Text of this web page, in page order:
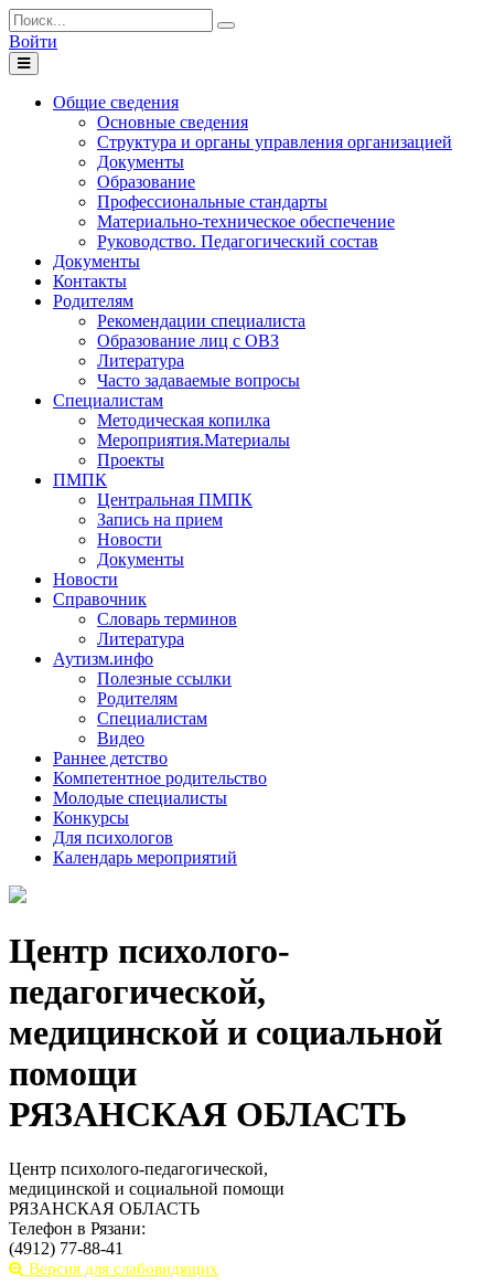
Войти
Toggle
navigation
Общие сведения
Основные сведения
Структура и органы управления организацией
Документы
Образование
Профессиональные стандарты
Материально-техническое обеспечение
Руководство. Педагогический состав
Документы
Контакты
Родителям
Рекомендации специалиста
Образование лиц с ОВЗ
Литература
Часто задаваемые вопросы
Специалистам
Методическая копилка
Мероприятия.Материалы
Проекты
ПМПК
Центральная ПМПК
Запись на прием
Новости
Документы
Новости
Справочник
Словарь терминов
Литература
Аутизм.инфо
Полезные ссылки
Родителям
Специалистам
Видео
Раннее детство
Компетентное родительство
Молодые специалисты
Конкурсы
Для психологов
Календарь мероприятий
Центр психолого-
педагогической,
медицинской и социальной
помощи
РЯЗАНСКАЯ ОБЛАСТЬ
Центр психолого-педагогической,
медицинской и социальной помощи
РЯЗАНСКАЯ ОБЛАСТЬ
Телефон в Рязани:
(4912) 77-88-41
Версия для слабовидящих